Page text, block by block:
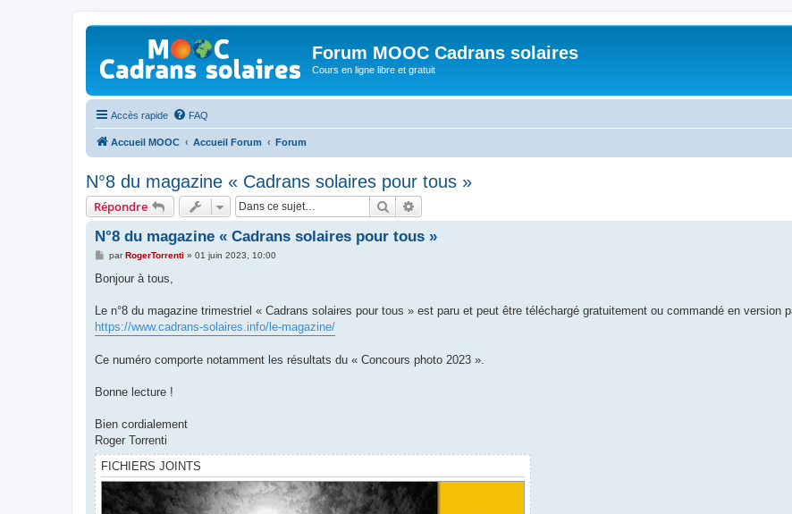
Forum MOOC Cadrans solaires
Cours en ligne libre et gratuit
Accès rapide FAQ
Accueil MOOC Accueil Forum Forum
N°8 du magazine « Cadrans solaires pour tous »
Répondre Rechercher
N°8 du magazine « Cadrans solaires pour tous »
M
s
g
parRogerTorrenti » 01 juin 2023, 10:00
Bonjour à tous,
Le n°8 du magazine trimestriel « Cadrans solaires pour tous » est paru et peut être téléchargé gratuitement ou commandé en version
https://www.cadrans-solaires.info/le-magazine/
Ce numéro comporte notamment les résultats du « Concours photo 2023 ».
Bonne lecture !
Bien cordialement
Roger Torrenti
FICHIERS JOINTS